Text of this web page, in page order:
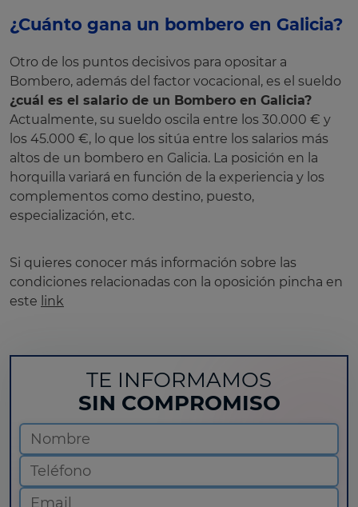
¿Cuánto gana un bombero en Galicia?
Otro de los puntos decisivos para opositar a
Bombero, además del factor vocacional, es el sueldo
¿cuál es el salario de un Bombero en Galicia?
Actualmente, su sueldo oscila entre los 30.000 € y
los 45.000 €, lo que los sitúa entre los salarios más
altos de un bombero en Galicia. La posición en la
horquilla variará en función de la experiencia y los
complementos como destino, puesto,
especialización, etc.
Si quieres conocer más información sobre las
condiciones relacionadas con la oposición pincha en
este link
TE INFORMAMOS
SIN COMPROMISO